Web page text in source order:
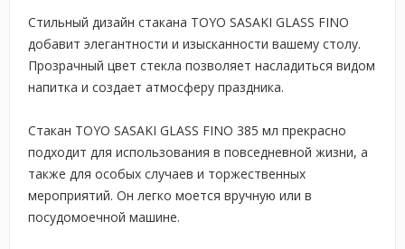
Стильный дизайн стакана TOYO SASAKI GLASS FINO
добавит элегантности и изысканности вашему столу.
Прозрачный цвет стекла позволяет насладиться видом
напитка и создает атмосферу праздника.
Стакан TOYO SASAKI GLASS FINO 385 мл прекрасно
подходит для использования в повседневной жизни, а
также для особых случаев и торжественных
мероприятий. Он легко моется вручную или в
посудомоечной машине.